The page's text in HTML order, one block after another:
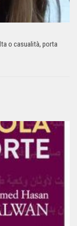
o casualità, porta